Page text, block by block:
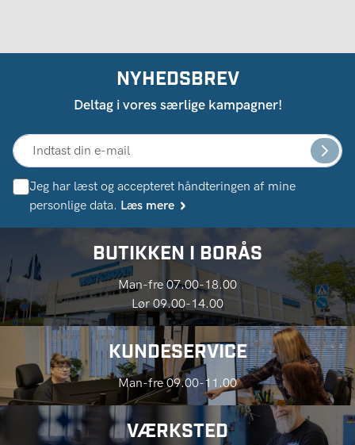
NYHEDSBREV
Deltag i vores særlige kampagner!
Jeg har læst og accepteret håndteringen af ​​mine
personlige data. Læs mere
BUTIKKEN I BORÅS
Man-fre 07.00-18.00
Lør 09.00-14.00
KUNDESERVICE
Man-fre 09.00-11.00
VÆRKSTED